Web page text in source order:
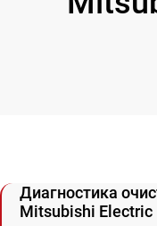
Диагностика
Mitsubishi Electric